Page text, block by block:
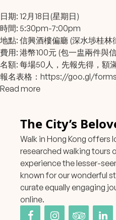
日期: 12月18日(星期日)
時間: 5:30pm-7:00pm
地點: 信興酒樓偏廳 (深水埗桂林
費用: 港幣100元 (包一盅兩件與
名額: 每場50人，先報先得，額
報名表格： https://goo.gl/
Read more
The City’s
Walk in Hong Kong offers
researched walking tours
experience the lesser-
known for our wonderful
curate equally engaging
online.